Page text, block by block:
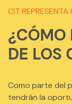
CIT
¿CÓMO
DE LOS
Como parte del
tendrán la